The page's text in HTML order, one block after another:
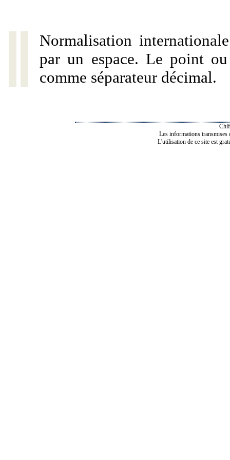
Normalisation
par un espace. Le point
comme séparateur décimal.
Les informations transmises
L'utilisation de ce site est